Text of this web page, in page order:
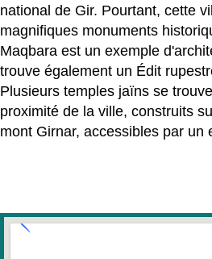
national de Gir. Pourtant, cette
magnifiques monuments
Maqbara est un exemple
trouve également un Édit
Plusieurs temples jaïns se
proximité de la ville, construits
mont Girnar, accessibles par un